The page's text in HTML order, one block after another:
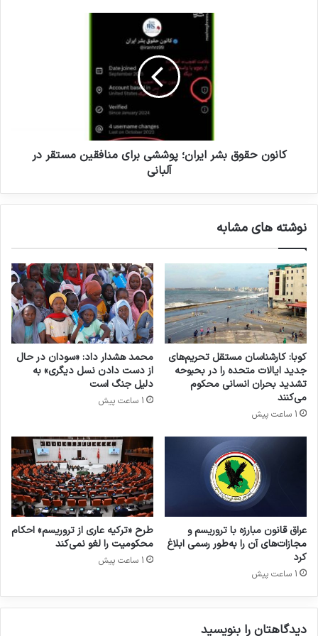
جمعی از اعضای نهضت آزادی با هدف مبارزه
مسلحانه علیه حکومت پهلوی بنیان‌گذاری شد.
ساختاری که در ابتدا خود را «اسلامی–انقلابی»
معرفی می‌کرد، تنها چند سال بعد ضربه‌ای سنگین
متحمل شد؛ در سال ۱۳۵۰ اغلب بنیان‌گذاران و
اعضای اصلی آن توسط ساواک دستگیر و اعدام
شدند. خلأ ناشی از این ضربه، سازمان را در سال
۱۳۵۴ وارد مسیر تازه‌ای کرد؛ جریانی که با تغییر
ایدئولوژی رسمی به مارکسیسم، موجب شکاف
داخلی و تصفیه‌های خونین درون‌سازمانی شد و نقطه
عطفی در فروپاشی هویت اولیه گروه به شمار می‌رود.
با پیروزی انقلاب ۱۳۵۷، گروه تروریستی منافقین
کوشید در ساختار جدید سیاسی نفوذ کند و نقشی
تعیین‌کننده به دست آورد؛ تلاشی که با مقاومت
نیروهای انقلابی و بی‌نتیجه ماندن رقابت‌های
سیاسی، ناکام ماند. از سال ۱۳۶۰ و پس از عزل
ابوالحسن بنی‌صدر از ریاست‌جمهوری، این گروه
تروریستی به‌همراه او مسیر مبارزه مسلحانه و
اقدامات خشونت‌آمیز را در پیش گرفت. رجوی و
بنی‌صدر در مرداد همان سال از کشور گریختند و در
۱۳۶۵ با سفر مسعود رجوی به بغداد، همکاری آشکار
عراق—رسمیت یافت. این همکاری نقطه اوج فاصله
کانون حقوق بشر ایران؛ پوششی برای منافقین مستقر در
آلبانی
نوشته های مشابه
کوبا: کارشناسان مستقل تحریم‌های
جدید ایالات متحده را در بحبوحه
تشدید بحران انسانی محکوم
می‌کنند
1 ساعت پیش
محمد هشدار داد: «سودان در حال
از دست دادن نسل دیگری» به
دلیل جنگ است
1 ساعت پیش
عراق قانون مبارزه با تروریسم و
مجازات‌های آن را به‌طور رسمی ابلاغ
کرد
1 ساعت پیش
طرح «ترکیه عاری از تروریسم» احکام
محکومیت را لغو نمی‌کند
1 ساعت پیش
دیدگاهتان را بنویسید